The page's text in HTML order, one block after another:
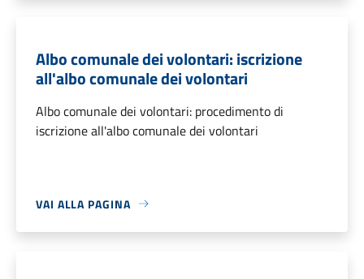
Albo comunale dei volontari: iscrizione
all'albo comunale dei volontari
Albo comunale dei volontari: procedimento di
iscrizione all'albo comunale dei volontari
VAI ALLA PAGINA